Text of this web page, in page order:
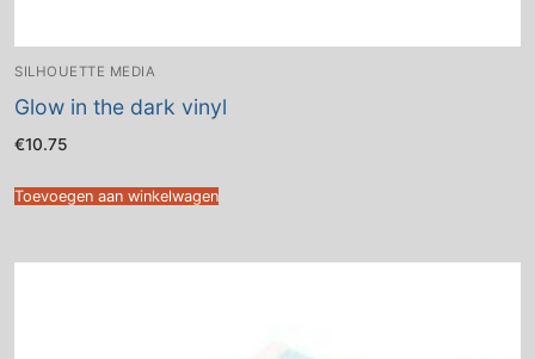
SILHOUETTE MEDIA
Glow in the dark vinyl
€10.75
Toevoegen aan winkelwagen